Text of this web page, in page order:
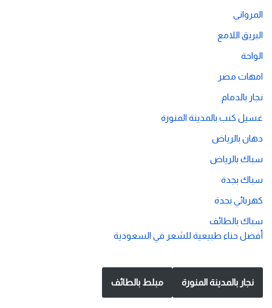
المرواني
البريق اللامع
الواحة
امهات مصر
نجار بالدمام
غسيل كنب بالمدينة المنورة
دهان بالرياض
سباك بالرياض
سباك بجدة
كهربائي بجدة
سباك بالطائف
أفضل حناء طبيعية للشعر في السعودية
نجار بالمدينة المنورة مبلط بالطائف